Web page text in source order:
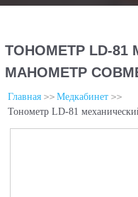
ТОНОМЕТР LD-
МАНОМЕТР
Главная
Медкабинет
Тонометр LD-81